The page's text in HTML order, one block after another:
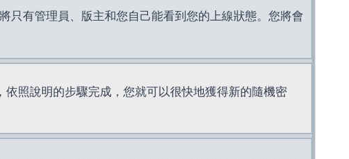
將只有管理員、版主和您自己能看到您的上線狀態。您將會
依照說明的步驟完成，您就可以很快地獲得新的隨機密